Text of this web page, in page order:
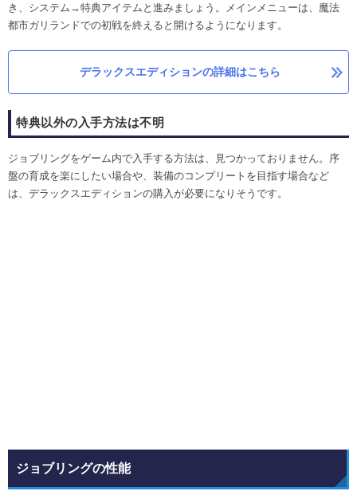
き、システム→特典アイテムと進みましょう。メインメニューは、魔法
都市ガリランドでの初戦を終えると開けるようになります。
デラックスエディションの詳細はこちら
特典以外の入手方法は不明
ジョブリングをゲーム内で入手する方法は、見つかっておりません。序
盤の育成を楽にしたい場合や、装備のコンプリートを目指す場合など
は、デラックスエディションの購入が必要になりそうです。
ジョブリングの性能